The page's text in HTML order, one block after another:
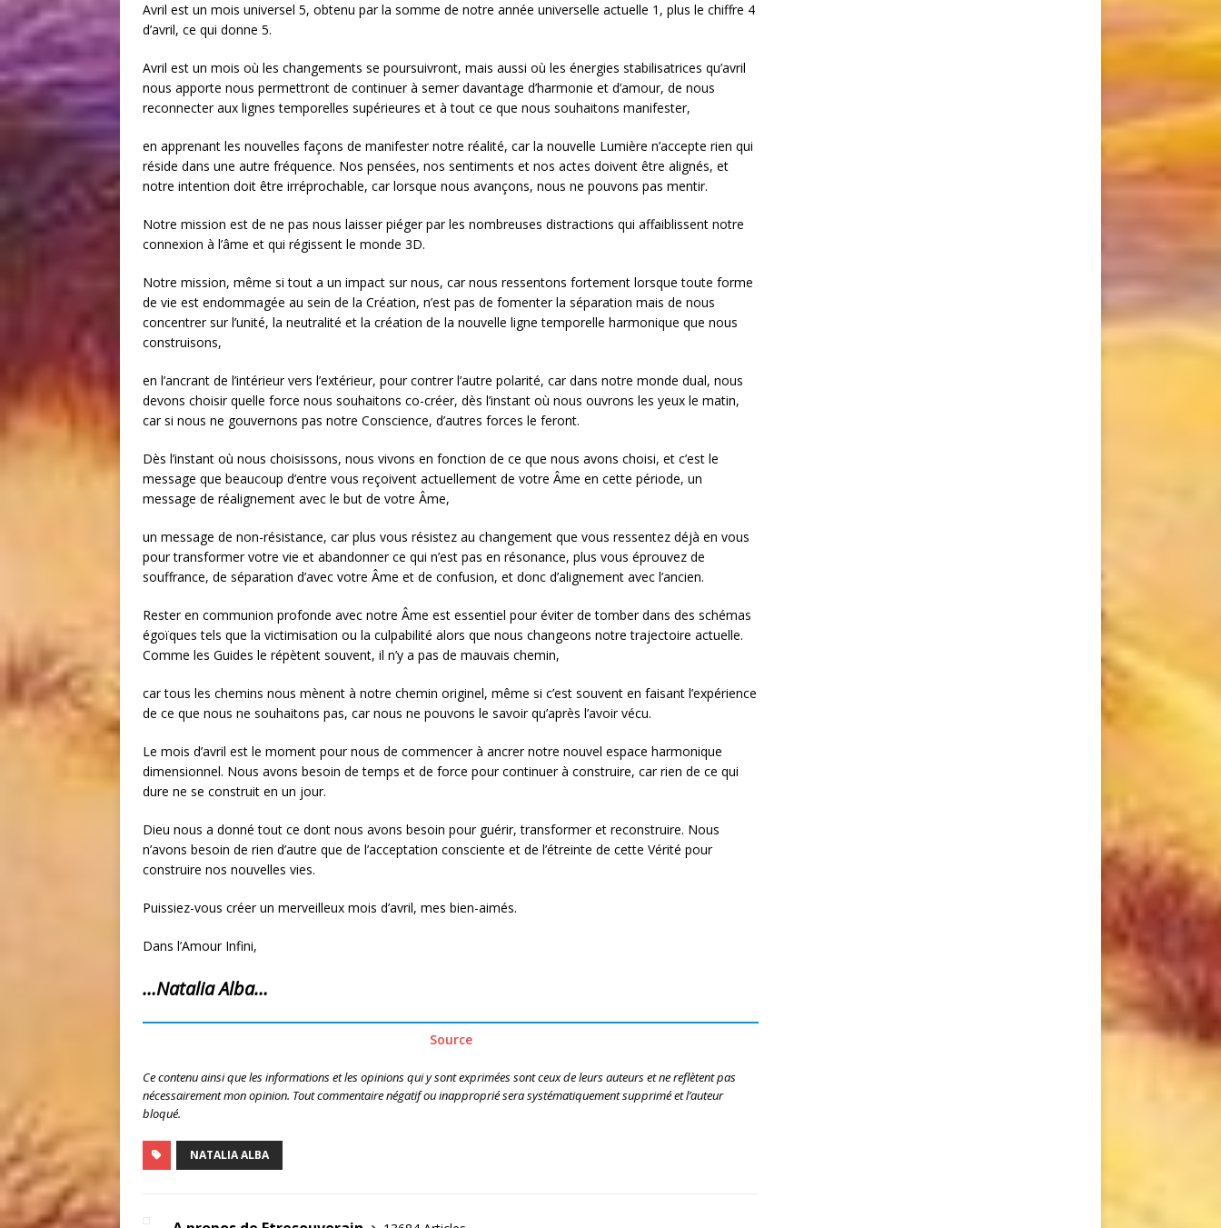
Avril est un mois universel 5, obtenu par la somme de notre année universelle actuelle 1, plus le chiffre 4
d’avril, ce qui donne 5.
Avril est un mois où les changements se poursuivront, mais aussi où les énergies stabilisatrices qu’avril
nous apporte nous permettront de continuer à semer davantage d’harmonie et d’amour, de nous
reconnecter aux lignes temporelles supérieures et à tout ce que nous souhaitons manifester,
en apprenant les nouvelles façons de manifester notre réalité, car la nouvelle Lumière n’accepte rien qui
réside dans une autre fréquence. Nos pensées, nos sentiments et nos actes doivent être alignés, et
notre intention doit être irréprochable, car lorsque nous avançons, nous ne pouvons pas mentir.
Notre mission est de ne pas nous laisser piéger par les nombreuses distractions qui affaiblissent notre
connexion à l’âme et qui régissent le monde 3D.
Notre mission, même si tout a un impact sur nous, car nous ressentons fortement lorsque toute forme
de vie est endommagée au sein de la Création, n’est pas de fomenter la séparation mais de nous
concentrer sur l’unité, la neutralité et la création de la nouvelle ligne temporelle harmonique que nous
construisons,
en l’ancrant de l’intérieur vers l’extérieur, pour contrer l’autre polarité, car dans notre monde dual, nous
devons choisir quelle force nous souhaitons co-créer, dès l’instant où nous ouvrons les yeux le matin,
car si nous ne gouvernons pas notre Conscience, d’autres forces le feront.
Dès l’instant où nous choisissons, nous vivons en fonction de ce que nous avons choisi, et c’est le
message que beaucoup d’entre vous reçoivent actuellement de votre Âme en cette période, un
message de réalignement avec le but de votre Âme,
un message de non-résistance, car plus vous résistez au changement que vous ressentez déjà en vous
pour transformer votre vie et abandonner ce qui n’est pas en résonance, plus vous éprouvez de
souffrance, de séparation d’avec votre Âme et de confusion, et donc d’alignement avec l’ancien.
Rester en communion profonde avec notre Âme est essentiel pour éviter de tomber dans des schémas
égoïques tels que la victimisation ou la culpabilité alors que nous changeons notre trajectoire actuelle.
Comme les Guides le répètent souvent, il n’y a pas de mauvais chemin,
car tous les chemins nous mènent à notre chemin originel, même si c’est souvent en faisant l’expérience
de ce que nous ne souhaitons pas, car nous ne pouvons le savoir qu’après l’avoir vécu.
Le mois d’avril est le moment pour nous de commencer à ancrer notre nouvel espace harmonique
dimensionnel. Nous avons besoin de temps et de force pour continuer à construire, car rien de ce qui
dure ne se construit en un jour.
Dieu nous a donné tout ce dont nous avons besoin pour guérir, transformer et reconstruire. Nous
n’avons besoin de rien d’autre que de l’acceptation consciente et de l’étreinte de cette Vérité pour
construire nos nouvelles vies.
Puissiez-vous créer un merveilleux mois d’avril, mes bien-aimés.
Dans l’Amour Infini,
…Natalia Alba…
Source
Ce contenu ainsi que les informations et les opinions qui y sont exprimées sont ceux de leurs auteurs et ne reflètent pas
nécessairement mon opinion. Tout commentaire négatif ou inapproprié sera systématiquement supprimé et l’auteur
bloqué.
NATALIA ALBA